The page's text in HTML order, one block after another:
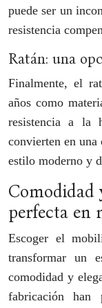
puede ser un
resistencia
Ratán: una
Finalmente, el
años como
resistencia a la
convierten en una
estilo moderno y
Comodidad
perfecta en
Escoger el
transformar un
comodidad y
fabricación han